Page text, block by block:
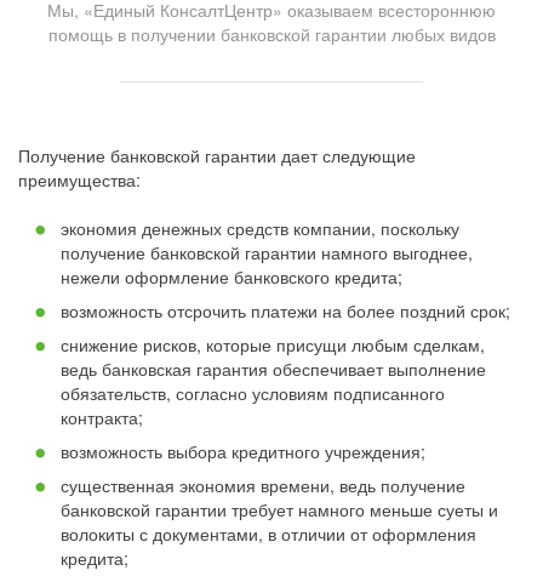
Мы, «Единый КонсалтЦентр» оказываем всестороннюю
помощь в получении банковской гарантии любых видов
Получение банковской гарантии дает следующие
преимущества:
экономия денежных средств компании, поскольку
получение банковской гарантии намного выгоднее,
нежели оформление банковского кредита;
возможность отсрочить платежи на более поздний срок;
снижение рисков, которые присущи любым сделкам,
ведь банковская гарантия обеспечивает выполнение
обязательств, согласно условиям подписанного
контракта;
возможность выбора кредитного учреждения;
существенная экономия времени, ведь получение
банковской гарантии требует намного меньше суеты и
волокиты с документами, в отличии от оформления
кредита;